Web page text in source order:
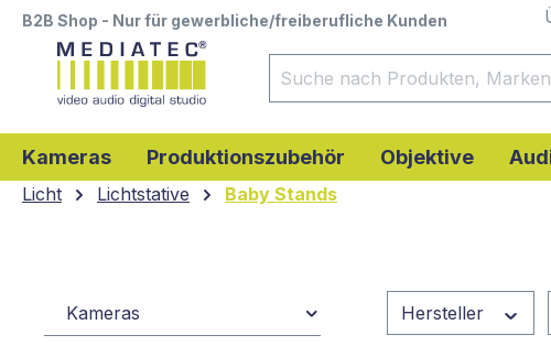
Zur Hauptnavigation springen
B2B Shop - Nur für gewerbliche/freiberufliche Kunden
Kameras Produktionszubehör Objektive
Licht Lichtstative Baby Stands
Kameras Hersteller